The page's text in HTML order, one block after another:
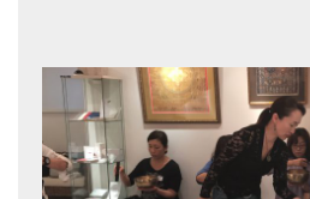
神々とつながるジュエリー
ヒーリング・マンダラポスター